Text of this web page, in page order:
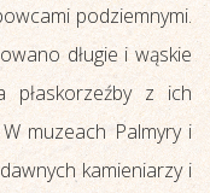
podziemnymi.
długie i wąskie
płaskorzeźby z ich
muzeach Palmyry i
kamieniarzy i